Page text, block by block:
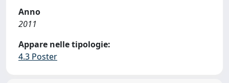
Anno
2011
Appare nelle tipologie:
4.3 Poster